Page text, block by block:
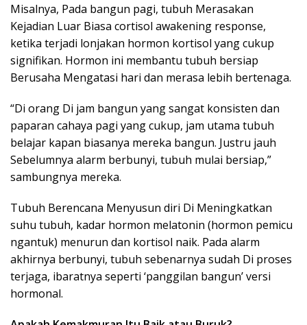
Misalnya, Pada bangun pagi, tubuh Merasakan
Kejadian Luar Biasa cortisol awakening response,
ketika terjadi lonjakan hormon kortisol yang cukup
signifikan. Hormon ini membantu tubuh bersiap
Berusaha Mengatasi hari dan merasa lebih bertenaga.
“Di orang Di jam bangun yang sangat konsisten dan
paparan cahaya pagi yang cukup, jam utama tubuh
belajar kapan biasanya mereka bangun. Justru jauh
Sebelumnya alarm berbunyi, tubuh mulai bersiap,”
sambungnya mereka.
Tubuh Berencana Menyusun diri Di Meningkatkan
suhu tubuh, kadar hormon melatonin (hormon pemicu
ngantuk) menurun dan kortisol naik. Pada alarm
akhirnya berbunyi, tubuh sebenarnya sudah Di proses
terjaga, ibaratnya seperti ‘panggilan bangun’ versi
hormonal.